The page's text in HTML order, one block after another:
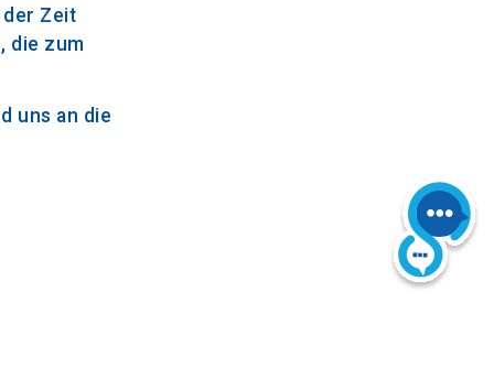
der Zeit
die zum
uns an die